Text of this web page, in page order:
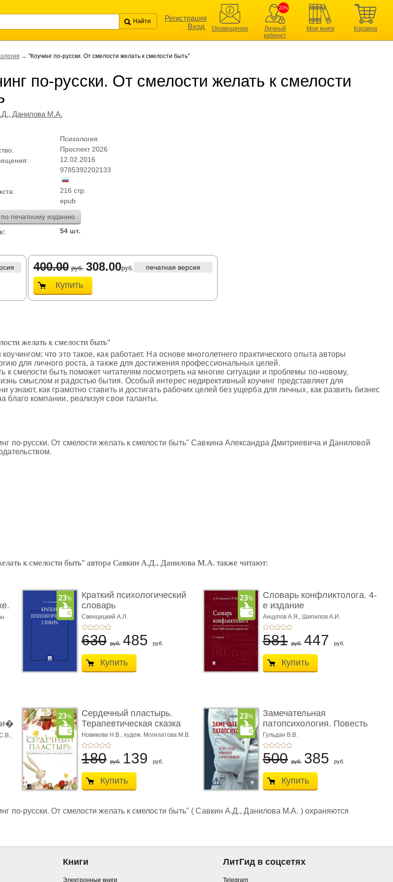
Регистрация
Вход
Оповещения
23%
Личный
кабинет
Мои книги Корзина
→ "Коучинг по-русски. От смелости желать к смелости быть"
по-русски. От смелости желать к смелости
Данилова М.А.
Психология
Проспект 2026
12.02.2016
9785392202133
216 стр.
epub
печатному изданию
54 шт.
400.00 руб. 308.00руб. печатная версия
Купить
желать к смелости быть"
что это такое, как работает. На основе многолетнего практического опыта авторы
для личного роста, а также для достижения профессиональных целей.
к смелости быть поможет читателям посмотреть на многие ситуации и проблемы по-новому,
смыслом и радостью бытия. Особый интерес недирективный коучинг представляет для
узнают, как грамотно ставить и достигать рабочих целей без ущерба для личных, как развить бизнес
благо компании, реализуя свои таланты.
по-русски. От смелости желать к смелости быть" Савкина Александра Дмитриевича и Даниловой
к смелости быть" автора Савкин А.Д., Данилова М.А. также читают:
Краткий психологический
словарь
Свенцицкий А.Л.
630 руб. 485 руб.
Купить
Словарь конфликтолога. 4-
е издание
Анцупов А.Я., Шипилов А.И.
581 руб. 447 руб.
Купить
Сердечный пластырь.
Терапевтическая сказка
Новикова Н.В., худож. Могилатова М.В.
180 руб. 139 руб.
Купить
Замечательная
патопсихология. Повесть
Гульдан В.В.
500 руб. 385 руб.
Купить
по-русски. От смелости желать к смелости быть" ( Савкин А.Д., Данилова М.А. ) охраняются
Книги
Электронные книги
ЛитГид в соцсетях
Telegram